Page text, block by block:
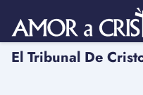
El Tribunal De